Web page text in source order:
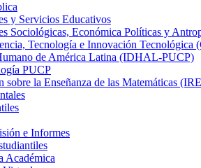
y Servicios Educativos
Sociológicas, Económica Políticas y
Tecnología e Innovación
de América Latina (IDHAL-PUCP)
PUCP
sobre la Enseñanza de las Matemáticas
e Informes
Académica